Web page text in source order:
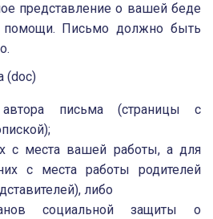
представление о вашей беде
помощи. Письмо должно быть
(doc)
автора письма (страницы с
с места вашей работы, а для
с места работы родителей
либо
социальной защиты о